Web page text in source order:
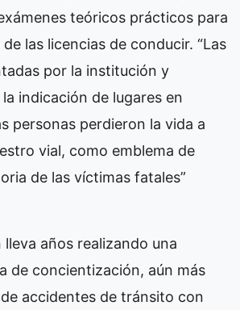
teóricos prácticos para
las licencias de conducir. “Las
por la institución y
indicación de lugares en
personas perdieron la vida a
vial, como emblema de
de las víctimas fatales”
años realizando una
de concientización, aún más
accidentes de tránsito con